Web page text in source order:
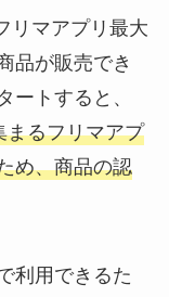
リマアプリ最大
品が販売でき
ートすると、
まるフリマアプ
め、商品の認
利用できるた